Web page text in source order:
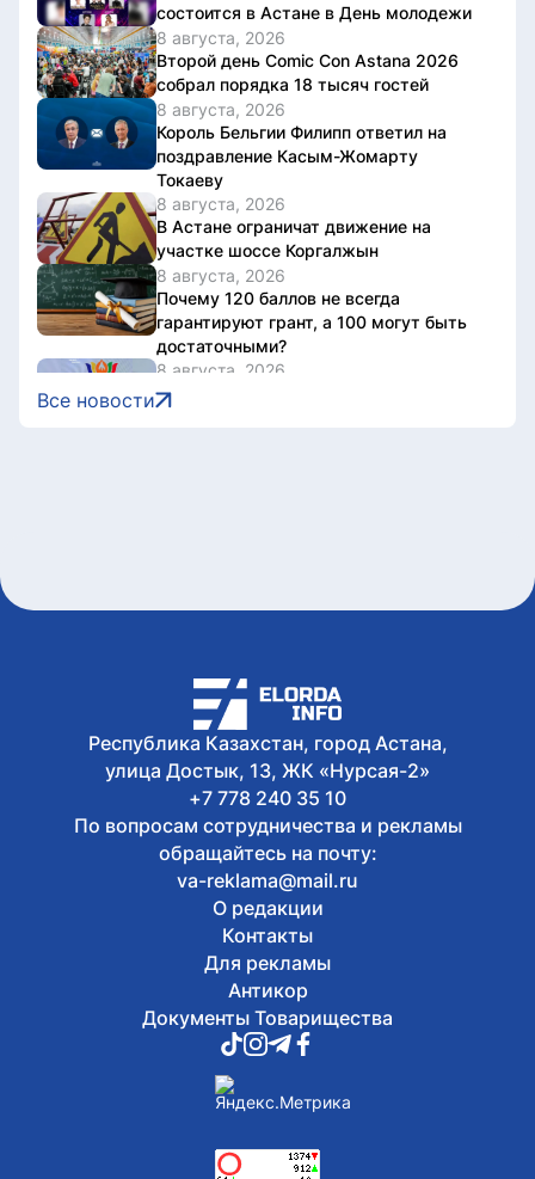
состоится в Астане в День молодежи
8 августа, 2026
Второй день Comic Con Astana 2026
собрал порядка 18 тысяч гостей
8 августа, 2026
Король Бельгии Филипп ответил на
поздравление Касым-Жомарту
Токаеву
8 августа, 2026
В Астане ограничат движение на
участке шоссе Коргалжын
8 августа, 2026
Почему 120 баллов не всегда
гарантируют грант, а 100 могут быть
достаточными?
8 августа, 2026
Казахстан представил потенциал
Туристов из Германии эвакуировали с
пика в Алматинской области
Все новости
Республика Казахстан, город Астана,
улица Достык, 13, ЖК «Нурсая-2»
+7 778 240 35 10
По вопросам сотрудничества и рекламы
обращайтесь на почту:
va-reklama@mail.ru
О редакции
Контакты
Для рекламы
Антикор
Документы Товарищества